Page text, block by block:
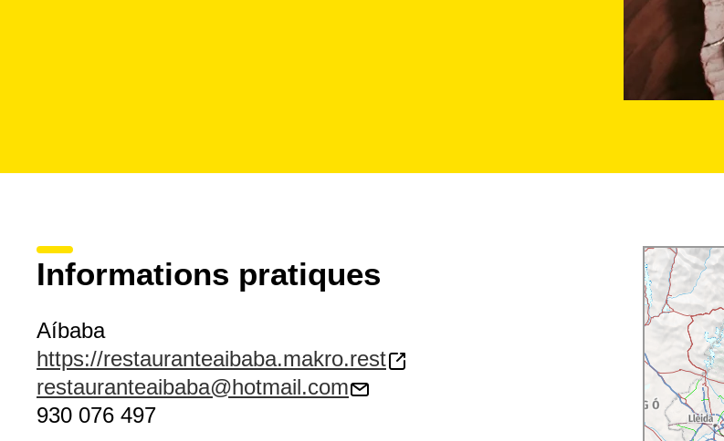
Informations pratiques
Aíbaba
https://restauranteaibaba.makro.rest
restauranteaibaba@hotmail.com
930 076 497